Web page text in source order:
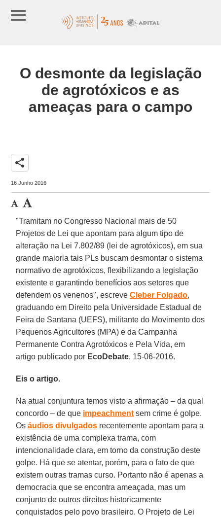
O desmonte da legislação
de agrotóxicos e as
ameaças para o campo
share
16 Junho 2016
"Tramitam no Congresso Nacional mais de 50
Projetos de Lei que apontam para algum tipo de
alteração na Lei 7.802/89 (lei de agrotóxicos), em sua
grande maioria tais PLs buscam desmontar o sistema
normativo de agrotóxicos, flexibilizando a legislação
existente e garantindo benefícios aos setores que
defendem os venenos", escreveCleber Folgado,
graduando em Direito pela Universidade Estadual de
Feira de Santana (UEFS), militante do Movimento dos
Pequenos Agricultores (MPA) e da Campanha
Permanente Contra Agrotóxicos e Pela Vida, em
artigo publicado por EcoDebate, 15-06-2016.
Eis o artigo.
Na atual conjuntura temos visto a afirmação – da qual
concordo – de que impeachment sem crime é golpe.
Osáudios divulgados recentemente apontam para a
existência de uma complexa trama, com
intencionalidade clara, em torno da construção deste
golpe. Há que se atentar, porém, para o fato de que
existem outras tramas curso. Portanto não é apenas a
democracia que se encontra ameaçada, mas um
conjunto de outros direitos historicamente
conquistados pelo povo brasileiro. O Projeto de Lei